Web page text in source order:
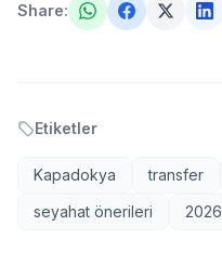
Share:
Etiketler
Kapadokya transfer
seyahat önerileri
2026